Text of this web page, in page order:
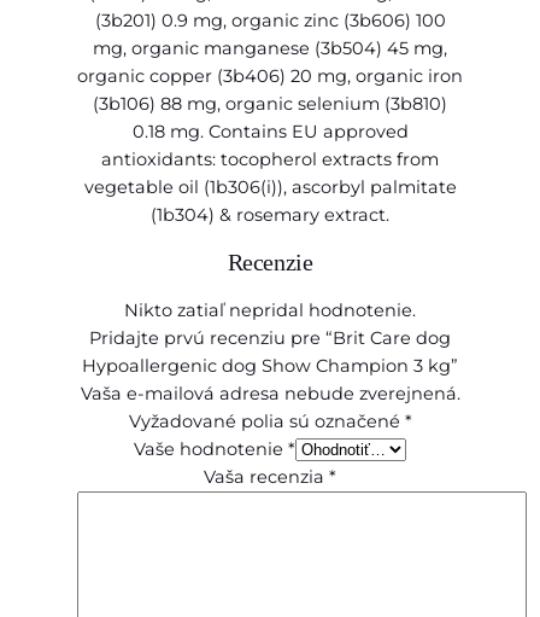
k
g
(3b201) 0.9 mg, organic zinc (3b606) 100
mg, organic manganese (3b504) 45 mg,
organic copper (3b406) 20 mg, organic iron
(3b106) 88 mg, organic selenium (3b810)
0.18 mg. Contains EU approved
antioxidants: tocopherol extracts from
vegetable oil (1b306(i)), ascorbyl palmitate
(1b304) & rosemary extract.
Recenzie
Nikto zatiaľ nepridal hodnotenie.
Pridajte prvú recenziu pre “Brit Care dog
Hypoallergenic dog Show Champion 3 kg”
Vaša e-mailová adresa nebude zverejnená.
Vyžadované polia sú označené *
Vaše hodnotenie *
Vaša recenzia *